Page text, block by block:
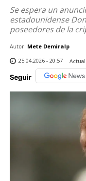
Se espera un
estadounidense
poseedores de la
Autor: Mete Demiralp
25.04.2026 - 20:57
Seguir